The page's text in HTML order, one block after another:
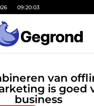
09:20:04
van
is goed
business